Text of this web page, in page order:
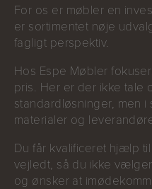
For os er møbler en
er sortimentet nøje
fagligt perspektiv.
Hos Espe Møbler
pris. Her er der ikke tale
standardløsninger, men
materialer og
Du får kvalificeret hjælp
vejledt, så du ikke
og ønsker at